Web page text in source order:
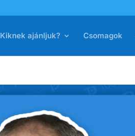
Kiknek ajánljuk? Csomagok